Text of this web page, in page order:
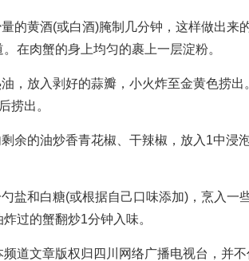
黄酒(或白酒)腌制几分钟，这样做出来
在肉蟹的身上均匀的裹上一层淀粉。
放入剥好的蒜瓣，小火炸至金黄色捞出
捞出。
的油炒香青花椒、干辣椒，放入1中浸
和白糖(或根据自己口味添加)，烹入一
过的蟹翻炒1分钟入味。
频道文章版权归四川网络广播电视台，并